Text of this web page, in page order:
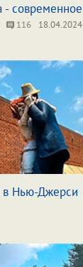
- современное
116 18.04.2024
в Нью-Джерси